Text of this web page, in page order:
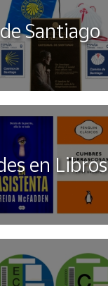
Santiago
en Libros